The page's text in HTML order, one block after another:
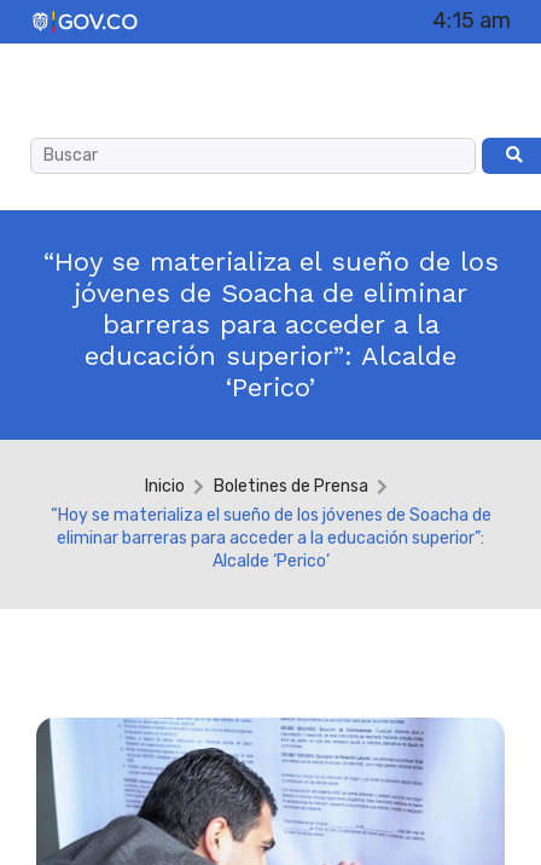
4:15 am
“Hoy se materializa el sueño de los
jóvenes de Soacha de eliminar
barreras para acceder a la
educación superior”: Alcalde
‘Perico’
Inicio
Boletines de Prensa
“Hoy se materializa el sueño de los jóvenes de Soacha de
eliminar barreras para acceder a la educación superior”:
Alcalde ‘Perico’